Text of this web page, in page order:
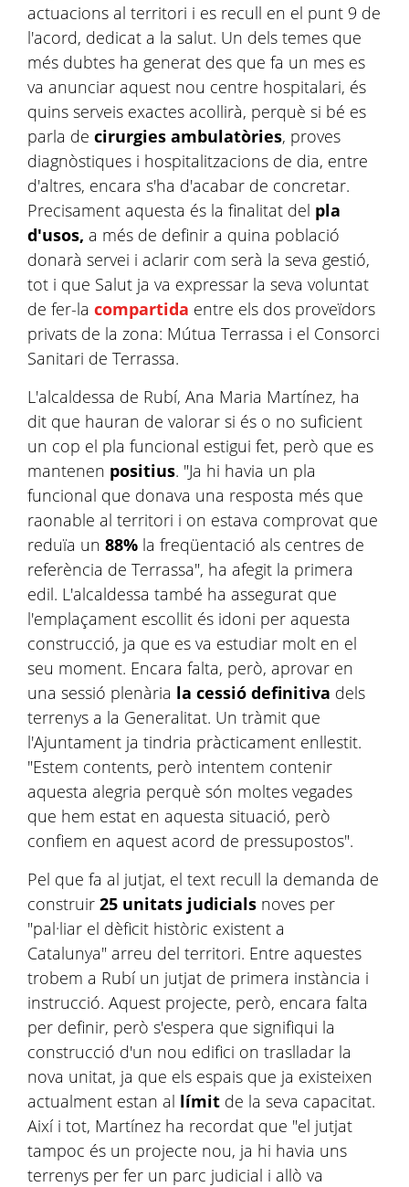
actuacions al territori i es recull en el punt 9 de
l'acord, dedicat a la salut. Un dels temes que
més dubtes ha generat des que fa un mes es
va anunciar aquest nou centre hospitalari, és
quins serveis exactes acollirà, perquè si bé es
parla de cirurgies ambulatòries, proves
diagnòstiques i hospitalitzacions de dia, entre
d'altres, encara s'ha d'acabar de concretar.
Precisament aquesta és la finalitat del pla
d'usos, a més de definir a quina població
donarà servei i aclarir com serà la seva gestió,
tot i que Salut ja va expressar la seva voluntat
de fer-la compartida entre els dos proveïdors
privats de la zona: Mútua Terrassa i el Consorci
Sanitari de Terrassa.
L'alcaldessa de Rubí, Ana Maria Martínez, ha
dit que hauran de valorar si és o no suficient
un cop el pla funcional estigui fet, però que es
mantenen positius. "Ja hi havia un pla
funcional que donava una resposta més que
raonable al territori i on estava comprovat que
reduïa un 88% la freqüentació als centres de
referència de Terrassa", ha afegit la primera
edil. L'alcaldessa també ha assegurat que
l'emplaçament escollit és idoni per aquesta
construcció, ja que es va estudiar molt en el
seu moment. Encara falta, però, aprovar en
una sessió plenària la cessió definitiva dels
terrenys a la Generalitat. Un tràmit que
l'Ajuntament ja tindria pràcticament enllestit.
"Estem contents, però intentem contenir
aquesta alegria perquè són moltes vegades
que hem estat en aquesta situació, però
confiem en aquest acord de pressupostos".
Pel que fa al jutjat, el text recull la demanda de
construir 25 unitats judicials noves per
"pal·liar el dèficit històric existent a
Catalunya" arreu del territori. Entre aquestes
trobem a Rubí un jutjat de primera instància i
instrucció. Aquest projecte, però, encara falta
per definir, però s'espera que signifiqui la
construcció d'un nou edifici on traslladar la
nova unitat, ja que els espais que ja existeixen
actualment estan al límit de la seva capacitat.
Així i tot, Martínez ha recordat que "el jutjat
tampoc és un projecte nou, ja hi havia uns
terrenys per fer un parc judicial i allò va